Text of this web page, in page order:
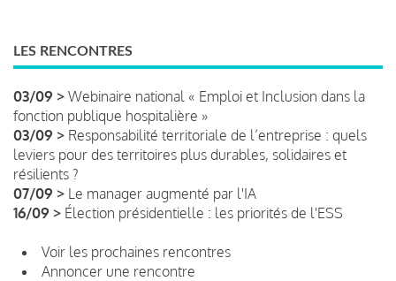
LES RENCONTRES
03/09 > Webinaire national « Emploi et Inclusion dans la
fonction publique hospitalière »
03/09 > Responsabilité territoriale de l’entreprise : quels
leviers pour des territoires plus durables, solidaires et
résilients ?
07/09 > Le manager augmenté par l'IA
16/09 > Élection présidentielle : les priorités de l'ESS
Voir les prochaines rencontres
Annoncer une rencontre